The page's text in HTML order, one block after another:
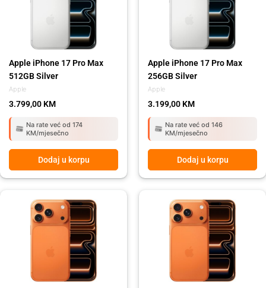
Apple
Apple iPhone 17 Pro Max
512GB Silver
3.799,00 KM
Na rate već od 174
KM/mjesečno
Dodaj u korpu
Apple
Apple iPhone 17 Pro Max
256GB Silver
3.199,00 KM
Na rate već od 146
KM/mjesečno
Dodaj u korpu